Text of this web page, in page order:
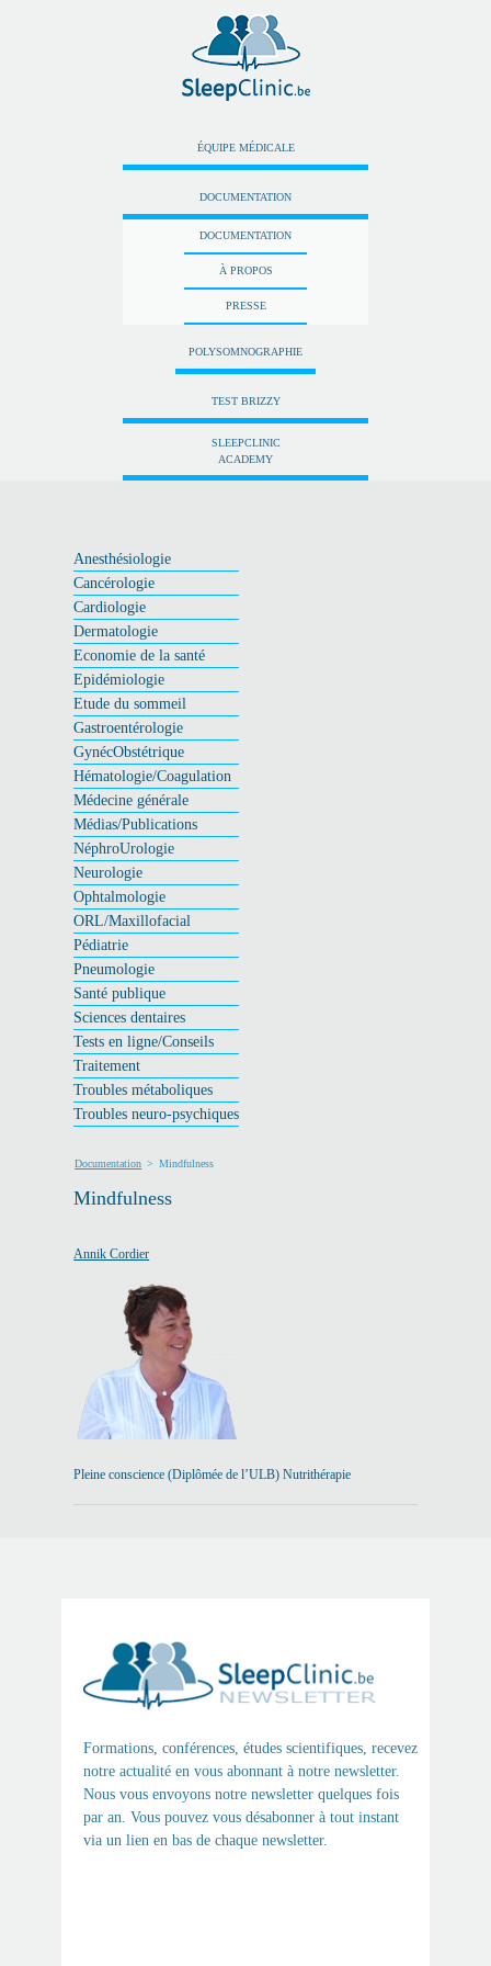
ÉQUIPE MÉDICALE
DOCUMENTATION
DOCUMENTATION
À PROPOS
PRESSE
POLYSOMNOGRAPHIE
TEST BRIZZY
SLEEPCLINIC
ACADEMY
Anesthésiologie
Cancérologie
Cardiologie
Dermatologie
Economie de la santé
Epidémiologie
Etude du sommeil
Gastroentérologie
GynécObstétrique
Hématologie/Coagulation
Médecine générale
Médias/Publications
NéphroUrologie
Neurologie
Ophtalmologie
ORL/Maxillofacial
Pédiatrie
Pneumologie
Santé publique
Sciences dentaires
Tests en ligne/Conseils
Traitement
Troubles métaboliques
Troubles neuro-psychiques
Documentation > Mindfulness
Mindfulness
Annik Cordier
Pleine conscience (Diplômée de l’ULB) Nutrithérapie
Formations, conférences, études scientifiques, recevez
notre actualité en vous abonnant à notre newsletter.
Nous vous envoyons notre newsletter quelques fois
par an. Vous pouvez vous désabonner à tout instant
via un lien en bas de chaque newsletter.